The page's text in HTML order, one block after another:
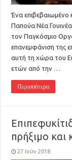
Ένα επιβεβαιωμένο
Παπούα Νέα
τον Παγκόσμιο
επανεμφάνιση της
αυτή τη χώρα του
ετών από την …
Περισσότερα
πρήξιμο και
27 Ιούν 2018